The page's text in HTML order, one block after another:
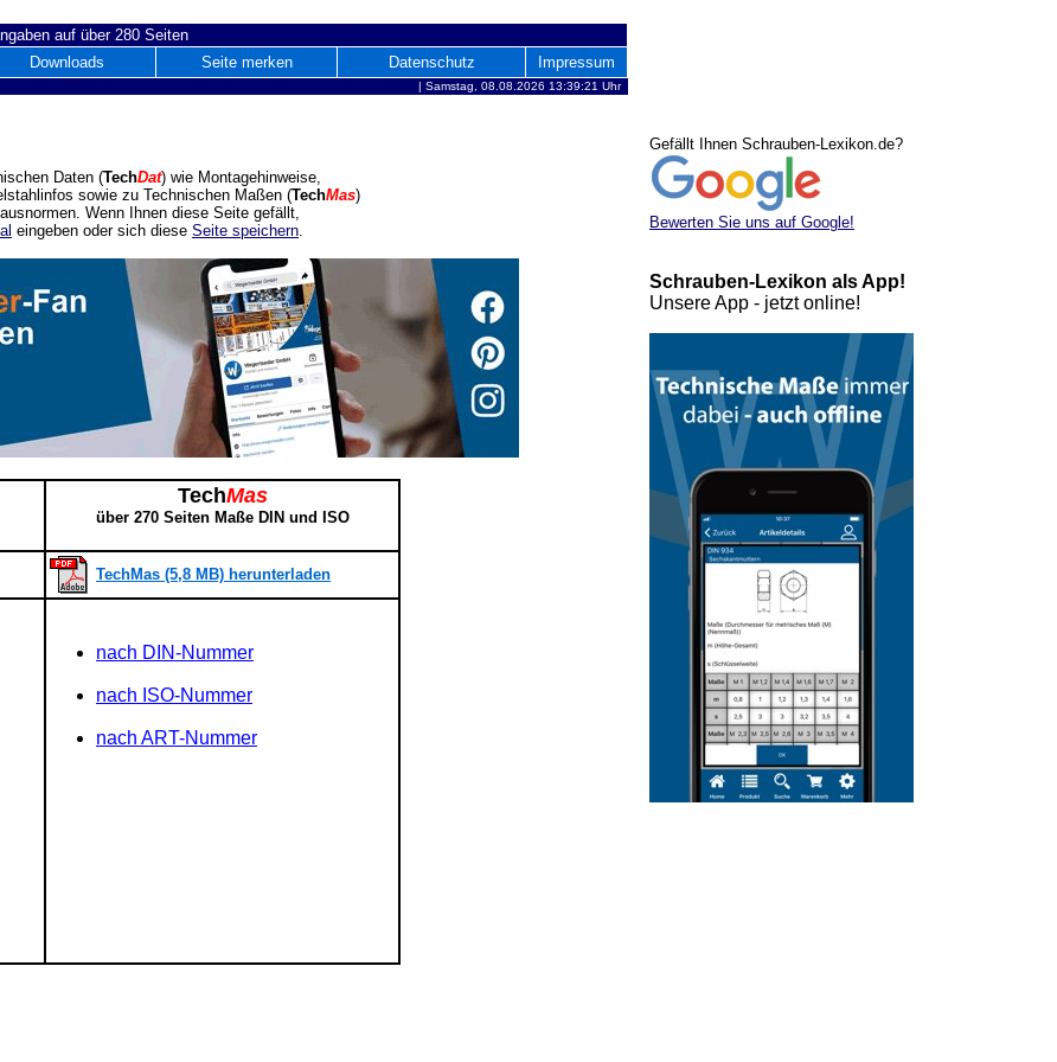
auf über 280 Seiten
Downloads Seite merken Datenschutz Impressum
| Samstag, 08.08.2026 13:39:21 Uhr
Daten (TechDat) wie Montagehinweise,
sowie zu Technischen Maßen (TechMas)
Wenn Ihnen diese Seite gefällt,
eingeben oder sich diese Seite speichern.
TechMas
über 270 Seiten Maße DIN und ISO
TechMas (5,8 MB) herunterladen
nach DIN-Nummer
nach ISO-Nummer
nach ART-Nummer
Gefällt Ihnen Schrauben-Lexikon.de?
Bewerten Sie uns auf Google!
Schrauben-Lexikon als App!
Unsere App - jetzt online!